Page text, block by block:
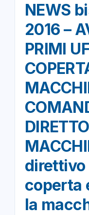
NEWS
2016 –
PRIMI
direttivo
coperta
la